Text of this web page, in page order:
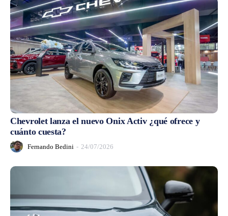
Chevrolet lanza el nuevo Onix Activ ¿qué ofrece y
cuánto cuesta?
Fernando Bedini - 24/07/2026